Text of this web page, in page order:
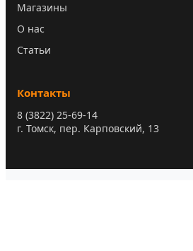
Магазины
О нас
Статьи
Контакты
8 (3822) 25-69-14
г. Томск, пер. Карповский, 13